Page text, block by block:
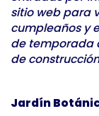
sitio web para
cumpleaños y
de temporada
de
Jardín